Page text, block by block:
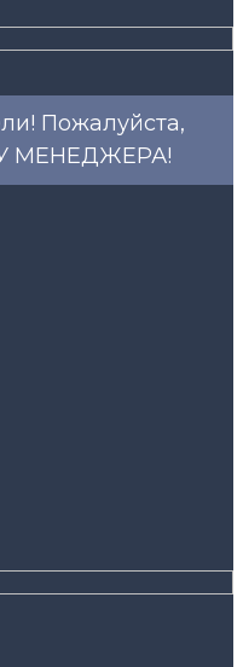
Пожалуйста,
МЕНЕДЖЕРА!